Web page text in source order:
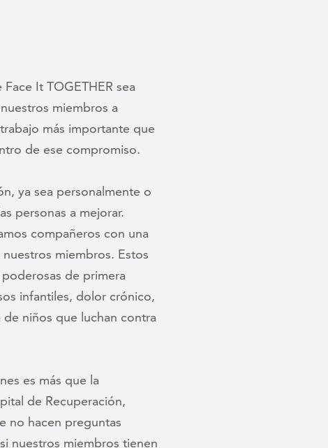
It TOGETHER sea
miembros a
más importante que
de ese compromiso.
ya sea personalmente o
personas a mejorar.
compañeros con una
miembros. Estos
de primera
infantiles, dolor crónico,
niños que luchan contra
es más que la
de Recuperación,
no hacen preguntas
nuestros miembros tienen